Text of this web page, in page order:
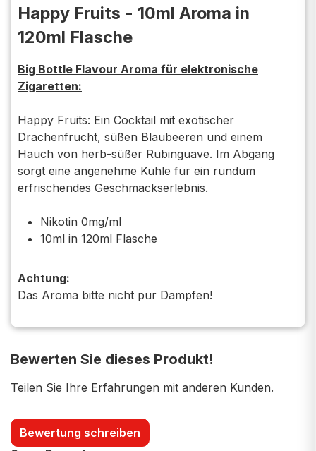
Happy Fruits - 10ml Aroma in
120ml Flasche
Big Bottle Flavour Aroma für elektronische
Zigaretten​:
Happy Fruits: Ein Cocktail mit exotischer
Drachenfrucht, süßen Blaubeeren und einem
Hauch von herb-süßer Rubinguave. Im Abgang
sorgt eine angenehme Kühle für ein rundum
erfrischendes Geschmackserlebnis.
Nikotin 0mg/ml
10ml in 120ml Flasche
Achtung:
Das Aroma bitte nicht pur Dampfen!
Bewerten Sie dieses Produkt!
Teilen Sie Ihre Erfahrungen mit anderen Kunden.
Bewertung schreiben